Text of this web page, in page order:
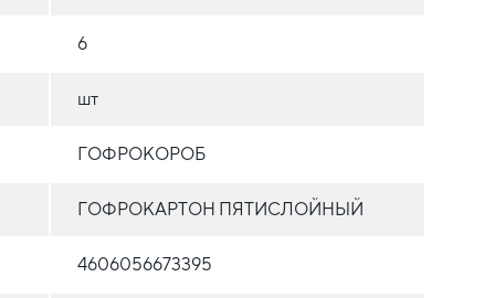
6
шт
ГОФРОКОРОБ
ГОФРОКАРТОН ПЯТИСЛОЙНЫЙ
4606056673395